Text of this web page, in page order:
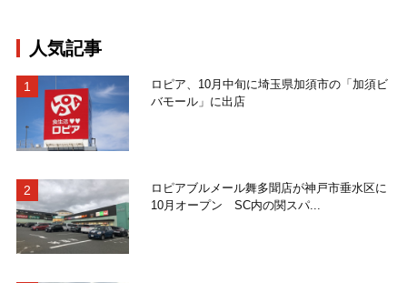
人気記事
ロピア、10月中旬に埼玉県加須市の「加須ビ
バモール」に出店
ロピアブルメール舞多聞店が神戸市垂水区に
10月オープン SC内の関スパ...